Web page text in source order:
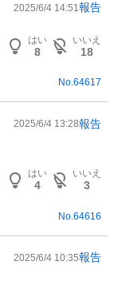
2025/6/4 14:51 報告
はい
8
いいえ
18
No.64617
2025/6/4 13:28報告
はい
4
いいえ
3
No. 64616
2025/6/4 10:35報告